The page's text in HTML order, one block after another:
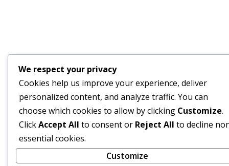
We respect your privacy
Cookies help us improve your experience, deliver
personalized content, and analyze traffic. You can
choose which cookies to allow by clicking Customize.
ClickAccept All to consent or Reject All to decline
essential cookies.
Customize